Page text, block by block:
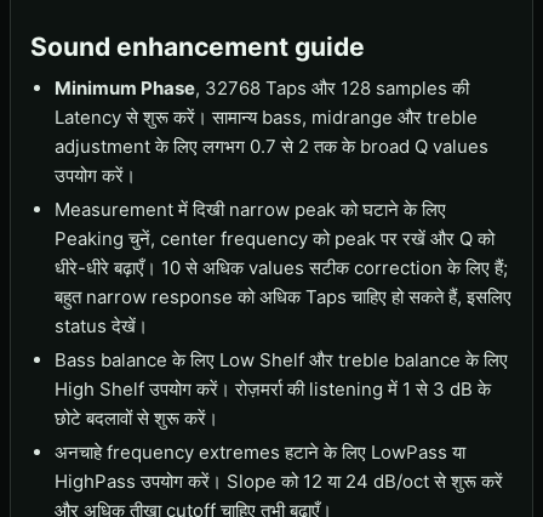
Sound enhancement guide
Minimum Phase, 32768 Taps और 128 samples की
Latency से शुरू करें। सामान्य bass, midrange और treble
adjustment के लिए लगभग 0.7 से 2 तक के broad Q values
उपयोग करें।
Measurement में दिखी narrow peak को घटाने के लिए
Peaking चुनें, center frequency को peak पर रखें और Q को
धीरे-धीरे बढ़ाएँ। 10 से अधिक values सटीक correction के लिए हैं;
बहुत narrow response को अधिक Taps चाहिए हो सकते हैं, इसलिए
status देखें।
Bass balance के लिए Low Shelf और treble balance के लिए
High Shelf उपयोग करें। रोज़मर्रा की listening में 1 से 3 dB के
छोटे बदलावों से शुरू करें।
अनचाहे frequency extremes हटाने के लिए LowPass या
HighPass उपयोग करें। Slope को 12 या 24 dB/oct से शुरू करें
और अधिक तीखा cutoff चाहिए तभी बढ़ाएँ।